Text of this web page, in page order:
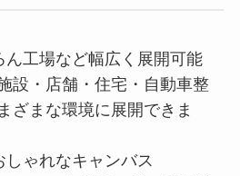
工場など幅広く展開可能
設・店舗・住宅・自動車整
ざまな環境に展開できま
ゃれなキャンバス